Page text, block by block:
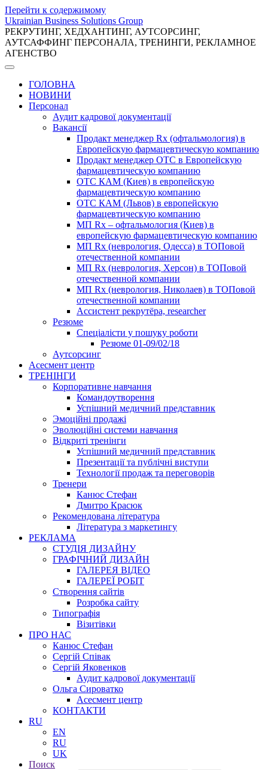
Перейти к содержимому
Ukrainian Business Solutions Group
РЕКРУТИНГ, ХЕДХАНТИНГ, АУТСОРСИНГ,
АУТСАФФИНГ ПЕРСОНАЛА, ТРЕНИНГИ, РЕКЛАМНОЕ
АГЕНСТВО
ГОЛОВНА
НОВИНИ
Персонал
Аудит кадрової документації
Вакансії
Продакт менеджер Rx (офтальмология) в
Европейскую фармацевтическую компанию
Продакт менеджер ОТС в Европейскую
фармацевтическую компанию
ОТС КАМ (Киев) в европейскую
фармацевтическую компанию
ОТС КАМ (Львов) в европейскую
фармацевтическую компанию
МП Rx – офтальмология (Киев) в
европейскую фармацевтическую компанию
МП Rx (неврология, Одесса) в ТОПовой
отечественной компании
МП Rx (неврология, Херсон) в ТОПовой
отечественной компании
МП Rx (неврология, Николаев) в ТОПовой
отечественной компании
Ассистент рекрутёра, researcher
Резюме
Cпеціалісти у пошуку роботи
Резюме 01-09/02/18
Аутсорсинг
Асесмент центр
ТРЕНІНГИ
Корпоративне навчання
Командоутворення
Успішний медичний представник
Эмоційні продажі
Эволюційні системи навчання
Відкриті тренінги
Успішний медичний представник
Презентації та публічні виступи
Технології продаж та переговорів
Тренери
Канюс Стефан
Дмитро Красюк
Рекомендована література
Література з маркетингу
РЕКЛАМА
СТУДІЯ ДИЗАЙНУ
ГРАФІЧНИЙ ДИЗАЙН
ГАЛЕРЕЯ ВІДЕО
ГАЛЕРЕЇ РОБІТ
Створення сайтів
Розробка сайту
Типографія
Візитівки
ПРО НАС
Канюс Стефан
Сергій Співак
Сергій Яковенков
Аудит кадрової документації
Ольга Сироватко
Асесмент центр
КОНТАКТИ
RU
EN
RU
UK
Поиск